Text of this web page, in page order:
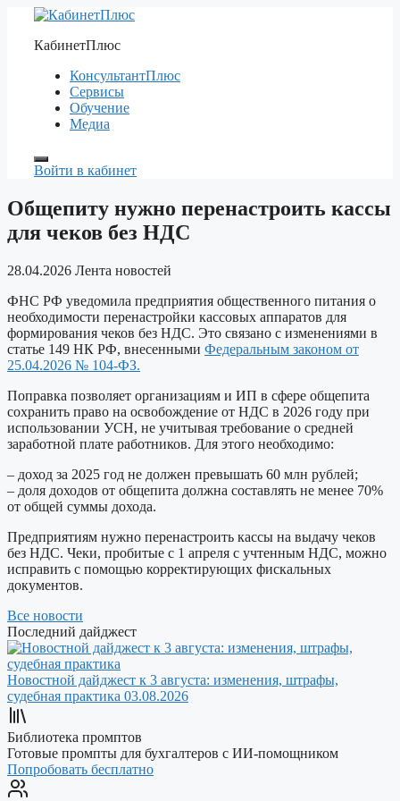
Перейти
содержимому
КабинетПлюс
КонсультантПлюс
Сервисы
Обучение
Медиа
Войти в кабинет
Общепиту нужно перенастроить кассы
для чеков без НДС
28.04.2026 Лента новостей
ФНС РФ уведомила предприятия общественного питания о
необходимости перенастройки кассовых аппаратов для
формирования чеков без НДС. Это связано с изменениями в
статье 149 НК РФ, внесенными Федеральным законом от
25.04.2026 № 104-ФЗ.
Поправка позволяет организациям и ИП в сфере общепита
сохранить право на освобождение от НДС в 2026 году при
использовании УСН, не учитывая требование о средней
заработной плате работников. Для этого необходимо:
– доход за 2025 год не должен превышать 60 млн рублей;
– доля доходов от общепита должна составлять не менее 70%
от общей суммы дохода.
Предприятиям нужно перенастроить кассы на выдачу чеков
без НДС. Чеки, пробитые с 1 апреля с учтенным НДС, можно
исправить с помощью корректирующих фискальных
документов.
Все новости
Последний дайджест
Новостной дайджест к 3 августа: изменения, штрафы,
судебная практика 03.08.2026
Библиотека промптов
Готовые промпты для бухгалтеров с ИИ-помощником
Попробовать бесплатно